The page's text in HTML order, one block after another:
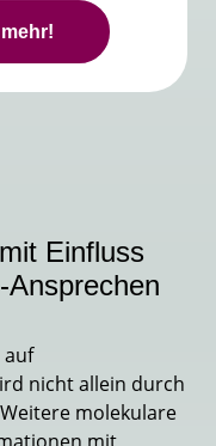
Einfluss
auf
nicht allein durch
molekulare